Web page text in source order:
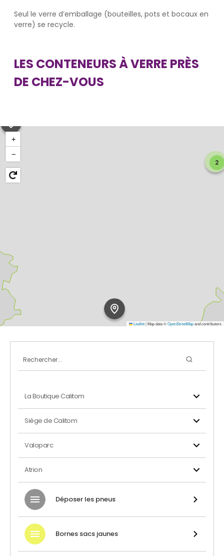
Seul le verre d’emballage (bouteilles, pots et bocaux en
verre) se recycle.
LES CONTENEURS À VERRE PRÈS
DE CHEZ-VOUS
La Boutique Calitom
Siège de Calitom
Valoparc
Atrion
Déposer les pneus
Bornes sacs jaunes
2
+
−
Leaflet|Map data ©OpenStreetMapand contributors